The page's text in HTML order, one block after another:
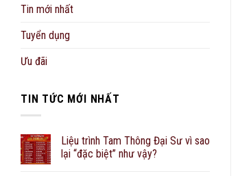
Tin mới nhất
Tuyển dụng
Ưu đãi
TIN TỨC MỚI NHẤT
Liệu trình Tam Thông Đại Sư vì sao
lại “đặc biệt” như vậy?